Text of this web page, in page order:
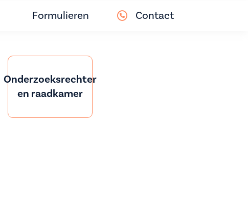
Formulieren Contact
Onderzoeksrechter
en raadkamer